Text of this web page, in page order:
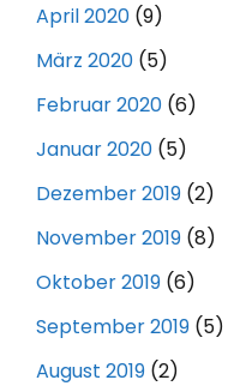
April 2020 (9)
März 2020 (5)
Februar 2020 (6)
Januar 2020 (5)
Dezember 2019 (2)
November 2019 (8)
Oktober 2019 (6)
September 2019 (5)
August 2019 (2)